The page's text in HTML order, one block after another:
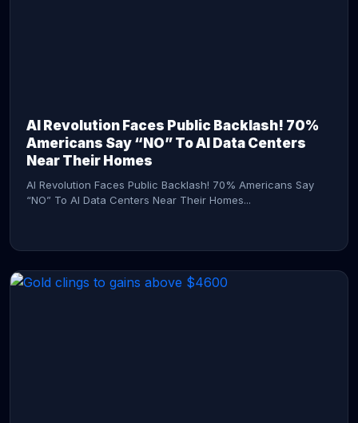
AI Revolution Faces Public Backlash! 70%
Americans Say “NO” To AI Data Centers
Near Their Homes
AI Revolution Faces Public Backlash! 70% Americans Say
“NO” To AI Data Centers Near Their Homes...